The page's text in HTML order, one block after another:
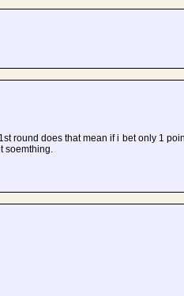
round does that mean if i bet only 1
soemthing.